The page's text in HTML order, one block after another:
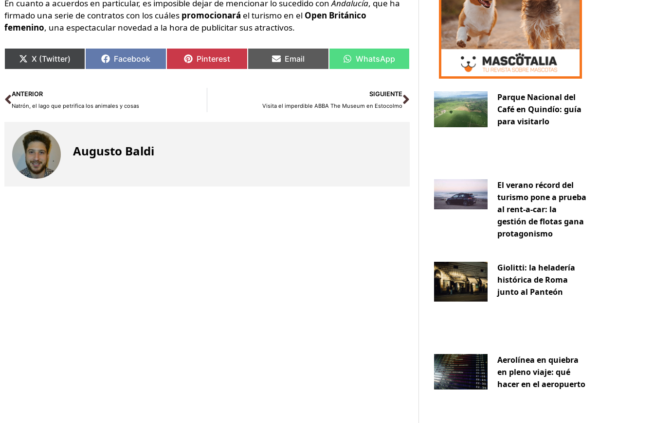
En cuanto a acuerdos en particular, es imposible dejar de mencionar lo sucedido conAndalucía, que ha
firmado una serie de contratos con los cuáles promocionará el turismo en el Open Británico
femenino, una espectacular novedad a la hora de publicitar sus atractivos.
X (Twitter) Facebook Pinterest Email WhatsApp
Ant
ANTERIOR
Natrón, el lago que petrifica los animales y cosas
SIGUIENTE
Visita el imperdible ABBA The Museum en Estocolmo
Siguiente
Augusto Baldi
Parque Nacional del
Café en Quindío: guía
para visitarlo
El verano récord del
turismo pone a prueba
al rent-a-car: la
gestión de flotas gana
protagonismo
Giolitti: la heladería
histórica de Roma
junto al Panteón
Aerolínea en quiebra
en pleno viaje: qué
hacer en el aeropuerto